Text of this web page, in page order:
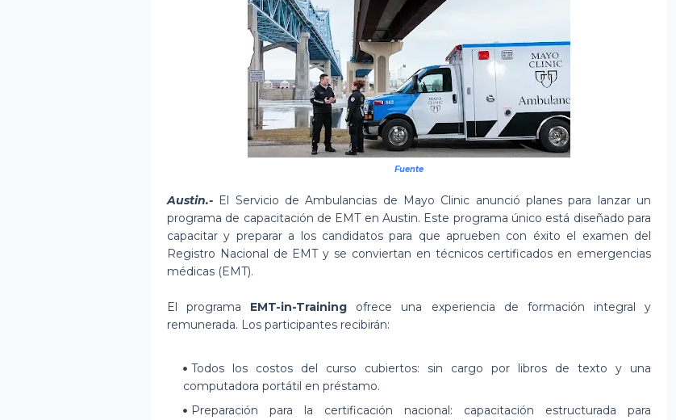
Fuente
Austin.- El Servicio de Ambulancias de Mayo Clinic anunció planes para lanzar un
programa de capacitación de EMT en Austin. Este programa único está diseñado para
capacitar y preparar a los candidatos para que aprueben con éxito el examen del
Registro Nacional de EMT y se conviertan en técnicos certificados en emergencias
médicas (EMT).
El programa EMT-in-Training ofrece una experiencia de formación integral y
remunerada. Los participantes recibirán:
Todos los costos del curso cubiertos: sin cargo por libros de texto y una
computadora portátil en préstamo.
Preparación para la certificación nacional: capacitación estructurada para